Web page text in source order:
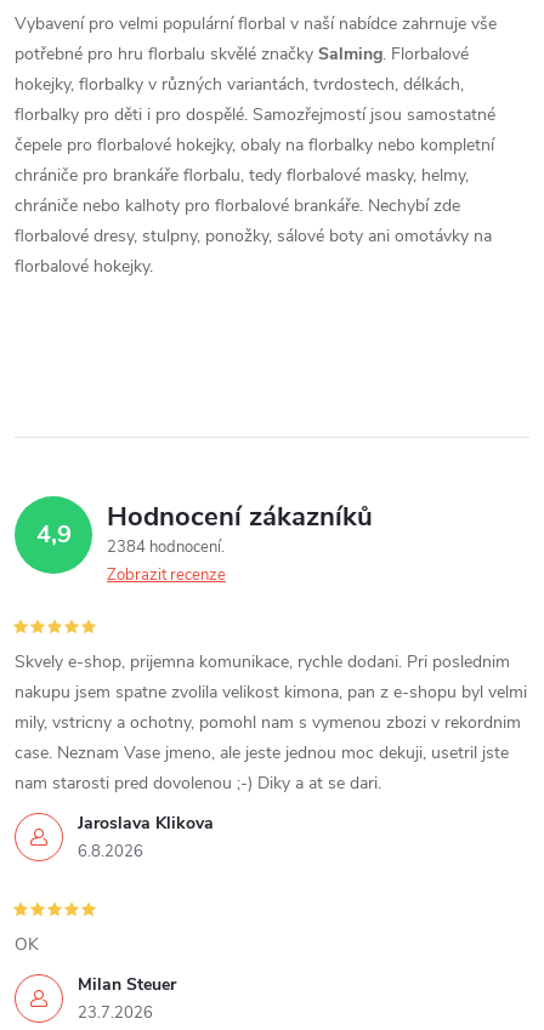
á
d
a
c
í
p
v
ý
p
i
s
u
á
n
k
o
v
á
n
í
Vybavení pro velmi populární florbal v naší nabídce zahrnuje vše
potřebné pro hru florbalu skvělé značky Salming. Florbalové
hokejky, florbalky v různých variantách, tvrdostech, délkách,
florbalky pro děti i pro dospělé. Samozřejmostí jsou samostatné
čepele pro florbalové hokejky, obaly na florbalky nebo kompletní
chrániče pro brankáře florbalu, tedy florbalové masky, helmy,
chrániče nebo kalhoty pro florbalové brankáře. Nechybí zde
florbalové dresy, stulpny, ponožky, sálové boty ani omotávky na
florbalové hokejky.
4,9 Hodnocení zákazníků
2384 hodnocení
Zobrazit recenze
Jaroslava Klikova
6.8.2026
Skvely e-shop, prijemna komunikace, rychle dodani. Pri poslednim
nakupu jsem spatne zvolila velikost kimona, pan z e-shopu byl velmi
mily, vstricny a ochotny, pomohl nam s vymenou zbozi v rekordnim
case. Neznam Vase jmeno, ale jeste jednou moc dekuji, usetril jste
nam starosti pred dovolenou ;-) Diky a at se dari.
Milan Steuer
23.7.2026
OK